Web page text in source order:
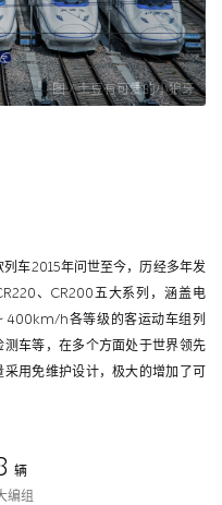
图 / 土豆有可爱的小狼牙
车2015年问世至今，历经多年发
、CR200五大系列，涵盖电
400km/h各等级的客运动车组列
车等，在多个方面处于世界领先
用免维护设计，极大的增加了可
辆
编组